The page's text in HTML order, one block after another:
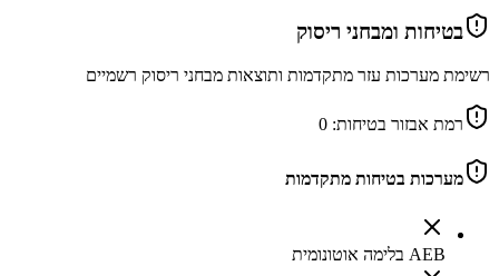
בטיחות ומבחני ריסוק
רשימת מערכות עזר מתקדמות ותוצאות מבחני ריסוק רשמיים
רמת אבזור בטיחות: 0
מערכות בטיחות מתקדמות
AEB בלימה אוטונומית